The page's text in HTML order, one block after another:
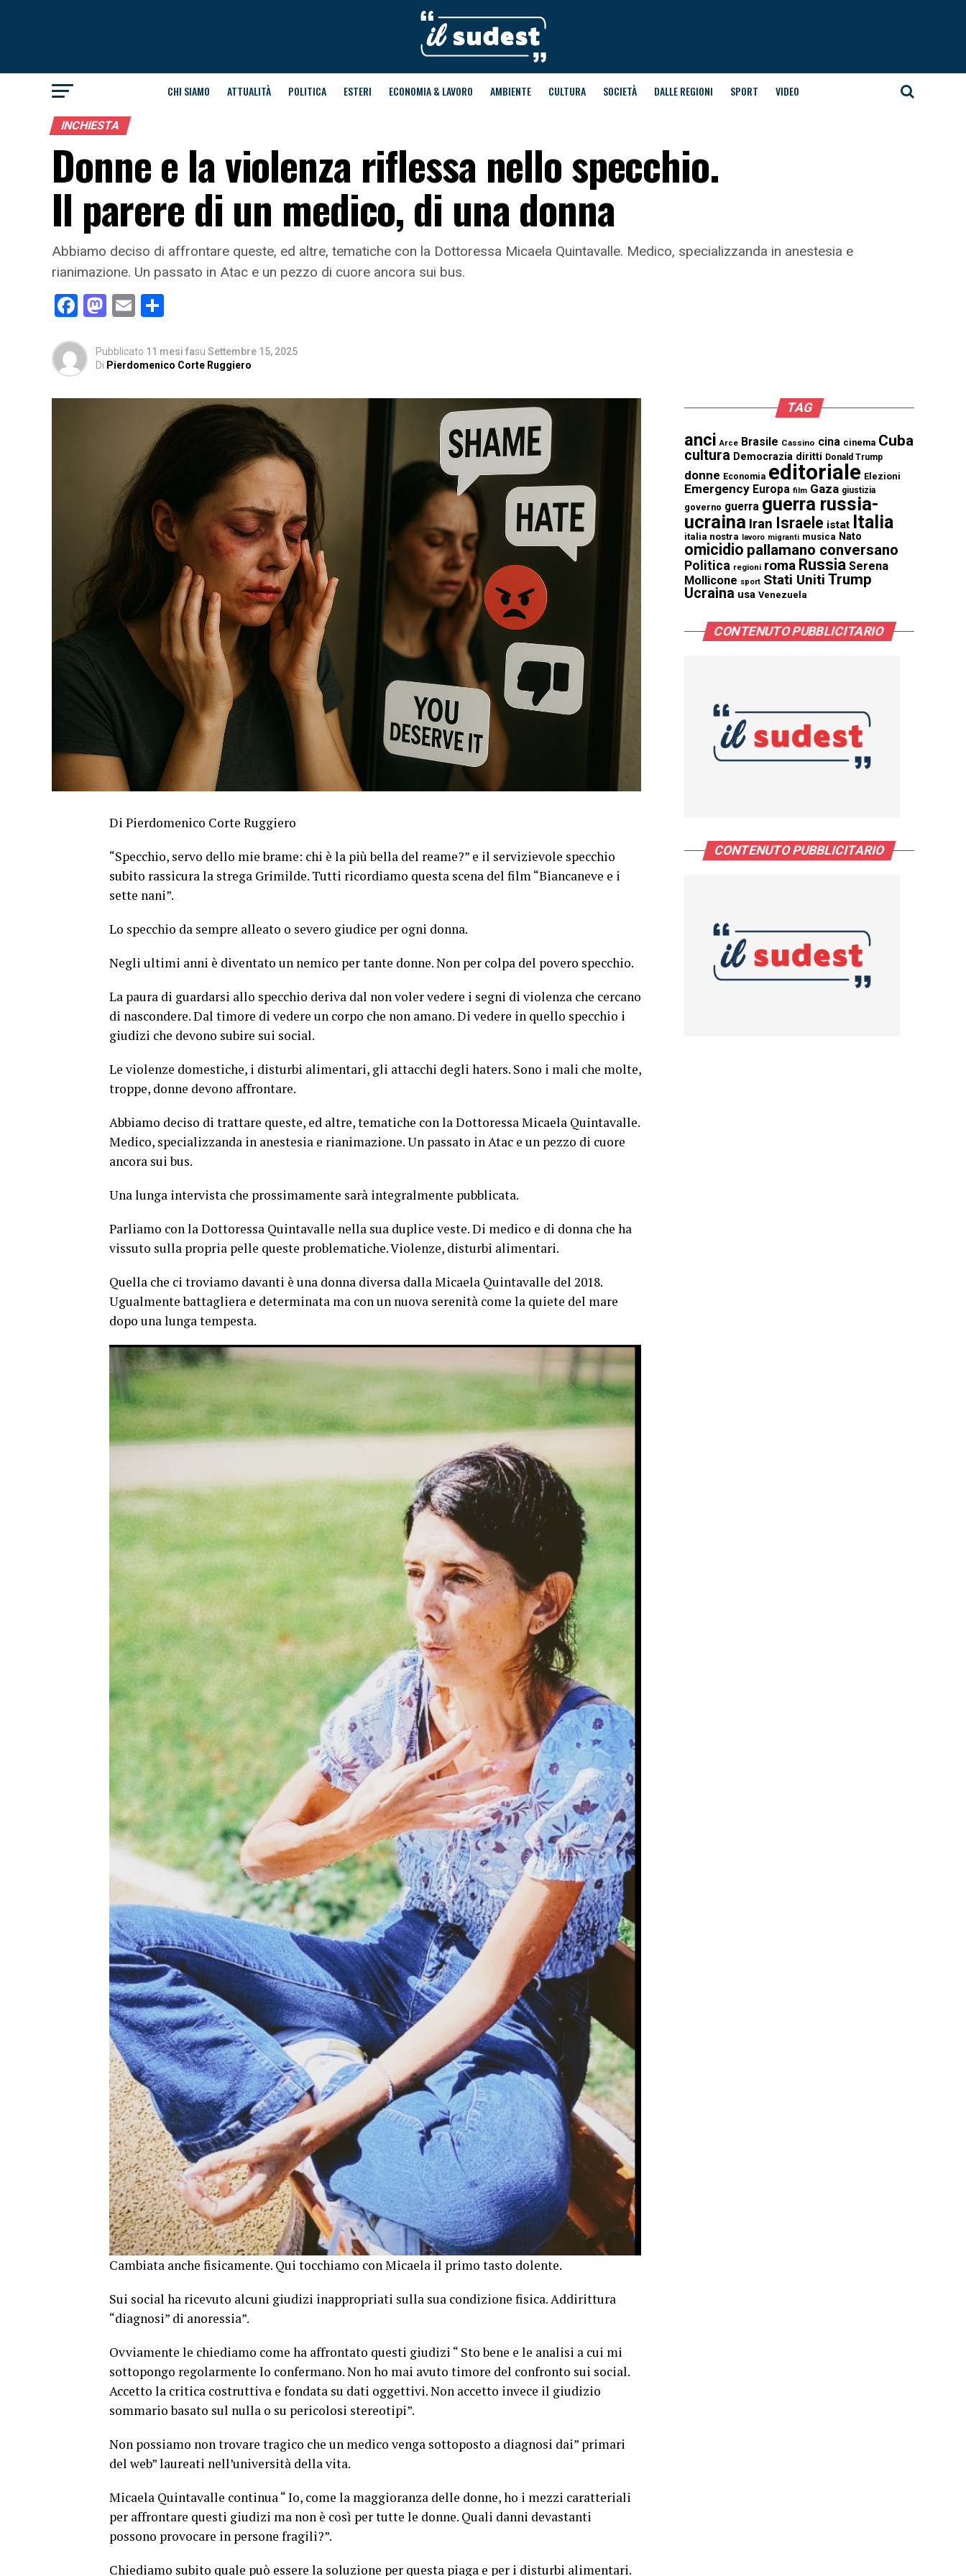
CHI SIAMO ATTUALITÀ POLITICA ESTERI ECONOMIA & LAVORO AMBIENTE CULTURA SOCIETÀ DALLE REGIONI SPORT VIDEO
INCHIESTA
Donne e la violenza riflessa nello specchio.
Il parere di un medico, di una donna
Abbiamo deciso di affrontare queste, ed altre, tematiche con la Dottoressa Micaela Quintavalle. Medico, specializzanda in anestesia e
rianimazione. Un passato in Atac e un pezzo di cuore ancora sui bus.
Facebook
Mastodon
Email
Pubblicato 11 mesi fasu Settembre 15, 2025
Di Pierdomenico Corte Ruggiero
Di Pierdomenico Corte Ruggiero
“Specchio, servo dello mie brame: chi è la più bella del reame?” e il servizievole specchio
subito rassicura la strega Grimilde. Tutti ricordiamo questa scena del film “Biancaneve e i
sette nani”.
Lo specchio da sempre alleato o severo giudice per ogni donna.
Negli ultimi anni è diventato un nemico per tante donne. Non per colpa del povero specchio.
La paura di guardarsi allo specchio deriva dal non voler vedere i segni di violenza che cercano
di nascondere. Dal timore di vedere un corpo che non amano. Di vedere in quello specchio i
giudizi che devono subire sui social.
Le violenze domestiche, i disturbi alimentari, gli attacchi degli haters. Sono i mali che molte,
troppe, donne devono affrontare.
Abbiamo deciso di trattare queste, ed altre, tematiche con la Dottoressa Micaela Quintavalle.
Medico, specializzanda in anestesia e rianimazione. Un passato in Atac e un pezzo di cuore
ancora sui bus.
Una lunga intervista che prossimamente sarà integralmente pubblicata.
Parliamo con la Dottoressa Quintavalle nella sua duplice veste. Di medico e di donna che ha
vissuto sulla propria pelle queste problematiche. Violenze, disturbi alimentari.
Quella che ci troviamo davanti è una donna diversa dalla Micaela Quintavalle del 2018.
Ugualmente battagliera e determinata ma con un nuova serenità come la quiete del mare
dopo una lunga tempesta.
Cambiata anche fisicamente. Qui tocchiamo con Micaela il primo tasto dolente.
Sui social ha ricevuto alcuni giudizi inappropriati sulla sua condizione fisica. Addirittura
“diagnosi” di anoressia”.
Ovviamente le chiediamo come ha affrontato questi giudizi “ Sto bene e le analisi a cui mi
sottopongo regolarmente lo confermano. Non ho mai avuto timore del confronto sui social.
Accetto la critica costruttiva e fondata su dati oggettivi. Non accetto invece il giudizio
sommario basato sul nulla o su pericolosi stereotipi”.
Non possiamo non trovare tragico che un medico venga sottoposto a diagnosi dai” primari
del web” laureati nell’università della vita.
Micaela Quintavalle continua “ Io, come la maggioranza delle donne, ho i mezzi caratteriali
per affrontare questi giudizi ma non è così per tutte le donne. Quali danni devastanti
possono provocare in persone fragili?”.
Chiediamo subito quale può essere la soluzione per questa piaga e per i disturbi alimentari.
TAG
anci Arce Brasile Cassino cina cinema Cuba
cultura Democrazia diritti Donald Trump
donne Economia editoriale Elezioni
Emergency Europa film Gaza giustizia
governo guerra guerra russia-
ucraina Iran Israele istat Italia
italia nostra lavoro migranti musica Nato
omicidio pallamano conversano
Politica regioni roma Russia Serena
Mollicone sport Stati Uniti Trump
Ucraina usa Venezuela
CONTENUTO PUBBLICITARIO
CONTENUTO PUBBLICITARIO